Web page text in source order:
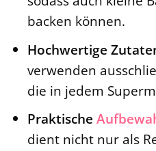
backen können.
Hochwertige
verwenden
die in jedem
Praktische
dient nicht nur als